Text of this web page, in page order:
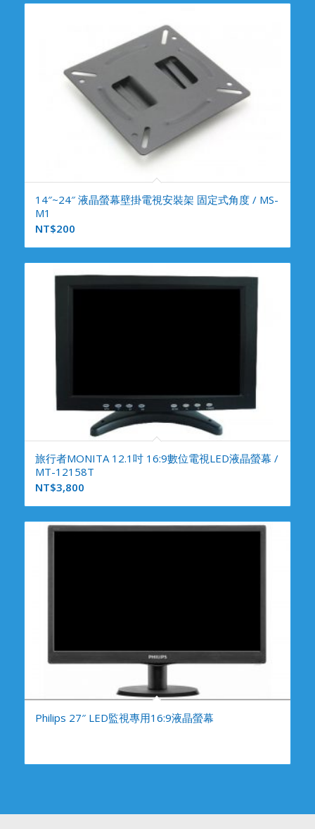
14″~24″ 液晶螢幕壁掛電視安裝架 固定式角度 / MS-
M1
NT$200
旅行者MONITA 12.1吋 16:9數位電視LED液晶螢幕 /
MT-12158T
NT$3,800
Philips 27″ LED監視專用16:9液晶螢幕